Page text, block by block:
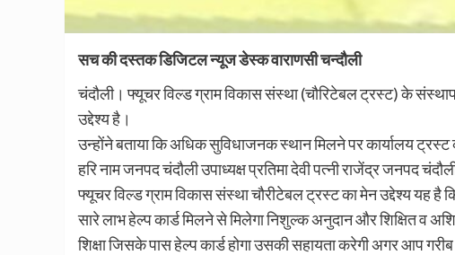
सच की दस्तक डिजिटल न्यूज डेस्क वाराणसी चन्दौली
चंदौली। फ्यूचर विल्ड ग्राम विकास संस्था (चौरिटेबल ट्रस्ट) के
उद्देश्य है।
उन्होंने बताया कि अधिक सुविधाजनक स्थान मिलने पर कार्यालय
हरि नाम जनपद चंदौली उपाध्यक्ष प्रतिमा देवी पत्नी राजेंद्र जनपद
फ्यूचर विल्ड ग्राम विकास संस्था चौरीटेबल ट्रस्ट का मेन उद्देश्य यह है
सारे लाभ हेल्प कार्ड मिलने से मिलेगा निशुल्क अनुदान और शिक्षित व
शिक्षा जिसके पास हेल्प कार्ड होगा उसकी सहायता करेगी अगर आप गरीब